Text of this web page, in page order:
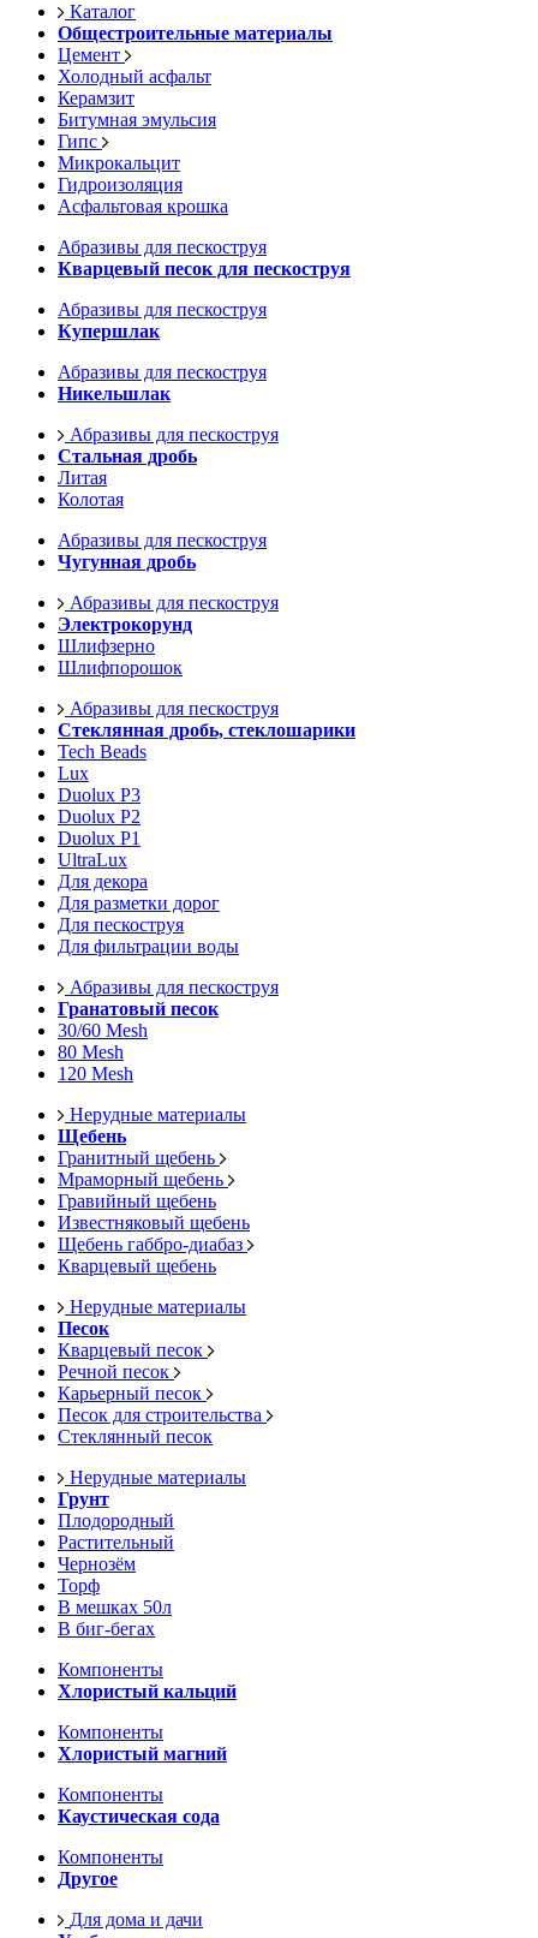
Каталог
Общестроительные материалы
Цемент
Холодный асфальт
Керамзит
Битумная эмульсия
Гипс
Микрокальцит
Гидроизоляция
Асфальтовая крошка
Абразивы для пескоструя
Кварцевый песок для пескоструя
Абразивы для пескоструя
Купершлак
Абразивы для пескоструя
Никельшлак
Абразивы для пескоструя
Стальная дробь
Литая
Колотая
Абразивы для пескоструя
Чугунная дробь
Абразивы для пескоструя
Электрокорунд
Шлифзерно
Шлифпорошок
Абразивы для пескоструя
Стеклянная дробь, стеклошарики
Tech Beads
Lux
Duolux P3
Duolux P2
Duolux P1
UltraLux
Для декора
Для разметки дорог
Для пескоструя
Для фильтрации воды
Абразивы для пескоструя
Гранатовый песок
30/60 Mesh
80 Mesh
120 Mesh
Нерудные материалы
Щебень
Гранитный щебень
Мраморный щебень
Гравийный щебень
Известняковый щебень
Щебень габбро-диабаз
Кварцевый щебень
Нерудные материалы
Песок
Кварцевый песок
Речной песок
Карьерный песок
Песок для строительства
Стеклянный песок
Нерудные материалы
Грунт
Плодородный
Растительный
Чернозём
Торф
В мешках 50л
В биг-бегах
Компоненты
Хлористый кальций
Компоненты
Хлористый магний
Компоненты
Каустическая сода
Компоненты
Другое
Для дома и дачи